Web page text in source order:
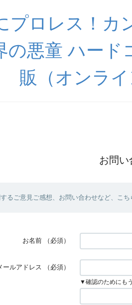
プロレス！カ
の悪童 ハード
販（オンライ
お問い
るご意見ご感想、お問い合わせなど、こ
お名前 （必須）
ールアドレス （必須）
▼確認のためにも